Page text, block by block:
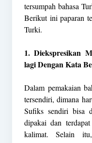
tersumpah bahasa
Berikut ini paparan
Turki.
1. Diekspresikan
lagi Dengan Kata
Dalam pemakaian
tersendiri, dimana
Sufiks sendiri bisa
dipakai dan
kalimat. Selain